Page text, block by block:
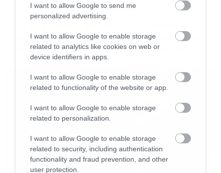
I want to allow Google to send me
personalized advertising.
I want to allow Google to enable storage
related to analytics like cookies on web or
device identifiers in apps.
I want to allow Google to enable storage
related to functionality of the website or app.
I want to allow Google to enable storage
related to personalization.
I want to allow Google to enable storage
related to security, including authentication
functionality and fraud prevention, and other
user protection.
οι πρωταγωνιστές περνάνε του κόσμου τις
δυσκολίες και στο τέλος με κάποιο μαγικό
τρόπο επικρατούν; Ε καμία σχέση.
σεζόν, τη στιγμή που νομίζατε ότι αποκλείεται
Θυμάστε εκείνο το συναίσθημα που θέλατε να
σπάσετε ότι γυάλινο υπάρχει στο κεφάλι του
Τζόφρι και από τότε του έυχεστε μαρτυρικό
θάνατο;
Movies
Επιστρέφει με director’s cut που
υπόσχεται περισσότερο τρόμο